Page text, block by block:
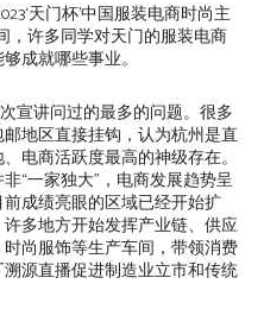
天门杯’中国服装电商时尚主
，许多同学对天门的服装电商
成就哪些事业。
宣讲问过的最多的问题。很多
地区直接挂钩，认为杭州是直
电商活跃度最高的神级存在。
“一家独大”，电商发展趋势呈
成绩亮眼的区域已经开始扩
多地方开始发挥产业链、供应
尚服饰等生产车间，带领消费
源直播促进制造业立市和传统